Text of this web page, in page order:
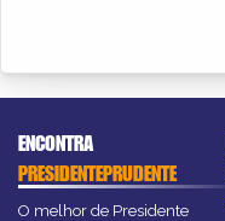
ENCONTRA
PRESIDENTEPRUDENTE
O melhor de Presidente